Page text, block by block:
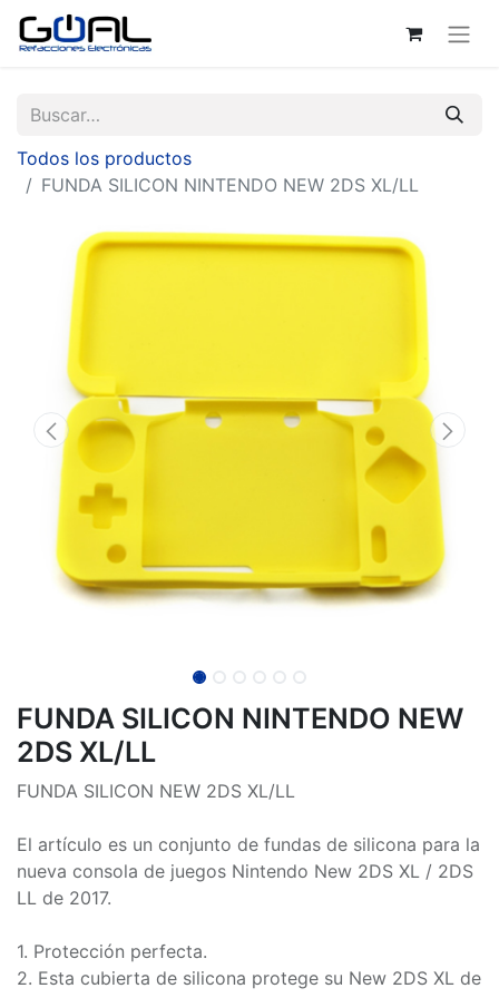
Todos los productos
FUNDA SILICON NINTENDO NEW 2DS XL/LL
FUNDA SILICON NINTENDO NEW
2DS XL/LL
FUNDA SILICON NEW 2DS XL/LL
El artículo es un conjunto de fundas de silicona para la
nueva consola de juegos Nintendo New 2DS XL / 2DS
LL de 2017.
1. Protección perfecta.
2. Esta cubierta de silicona protege su New 2DS XL de